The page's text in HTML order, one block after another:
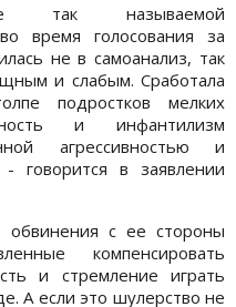
так называемой
время голосования за
не в самоанализ, так
и слабым. Сработала
подростков мелких
и инфантилизм
агрессивностью и
говорится в заявлении
обвинения с ее стороны
компенсировать
и стремление играть
А если это шулерство не